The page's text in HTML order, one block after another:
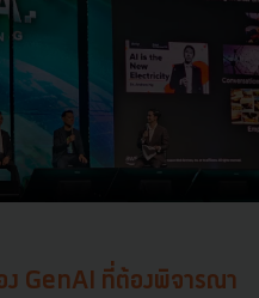
ง GenAI ที่ต้องพิจารณา